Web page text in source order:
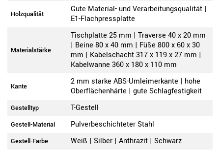
Holzqualität
Gute Material- und Verarbeitungsqualität |
E1-Flachpressplatte
Materialstärke
Tischplatte 25 mm | Traverse 40 x 20 mm
| Beine 80 x 40 mm | Füße 800 x 60 x 30
mm | Kabelschacht 317 x 119 x 27 mm |
Kabelwanne 360 x 180 x 110 mm
Kante
2 mm starke ABS-Umleimerkante | hohe
Oberflächenhärte | gute Schlagfestigkeit
Gestelltyp T-Gestell
Gestell-Material Pulverbeschichteter Stahl
Gestell-Farbe Weiß | Silber | Anthrazit | Schwarz